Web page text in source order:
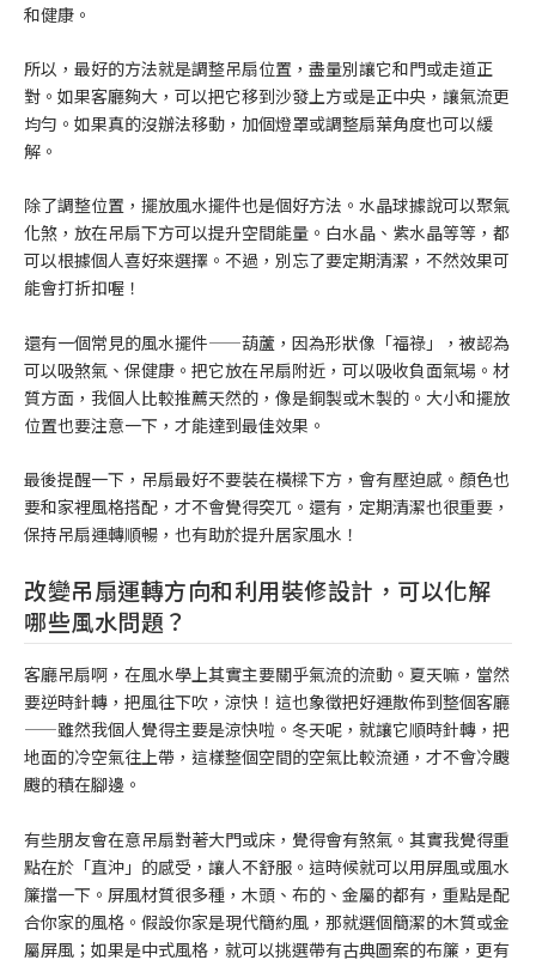
和健康。
所以，最好的方法就是調整吊扇位置，盡量別讓它和門或走道正
對。如果客廳夠大，可以把它移到沙發上方或是正中央，讓氣流更
均勻。如果真的沒辦法移動，加個燈罩或調整扇葉角度也可以緩
解。
除了調整位置，擺放風水擺件也是個好方法。水晶球據說可以聚氣
化煞，放在吊扇下方可以提升空間能量。白水晶、紫水晶等等，都
可以根據個人喜好來選擇。不過，別忘了要定期清潔，不然效果可
能會打折扣喔！
還有一個常見的風水擺件——葫蘆，因為形狀像「福祿」，被認為
可以吸煞氣、保健康。把它放在吊扇附近，可以吸收負面氣場。材
質方面，我個人比較推薦天然的，像是銅製或木製的。大小和擺放
位置也要注意一下，才能達到最佳效果。
最後提醒一下，吊扇最好不要裝在橫樑下方，會有壓迫感。顏色也
要和家裡風格搭配，才不會覺得突兀。還有，定期清潔也很重要，
保持吊扇運轉順暢，也有助於提升居家風水！
改變吊扇運轉方向和利用裝修設計，可以化解
哪些風水問題？
客廳吊扇啊，在風水學上其實主要關乎氣流的流動。夏天嘛，當然
要逆時針轉，把風往下吹，涼快！這也象徵把好運散佈到整個客廳
——雖然我個人覺得主要是涼快啦。冬天呢，就讓它順時針轉，把
地面的冷空氣往上帶，這樣整個空間的空氣比較流通，才不會冷颼
颼的積在腳邊。
有些朋友會在意吊扇對著大門或床，覺得會有煞氣。其實我覺得重
點在於「直沖」的感受，讓人不舒服。這時候就可以用屏風或風水
簾擋一下。屏風材質很多種，木頭、布的、金屬的都有，重點是配
合你家的風格。假設你家是現代簡約風，那就選個簡潔的木質或金
屬屏風；如果是中式風格，就可以挑選帶有古典圖案的布簾，更有